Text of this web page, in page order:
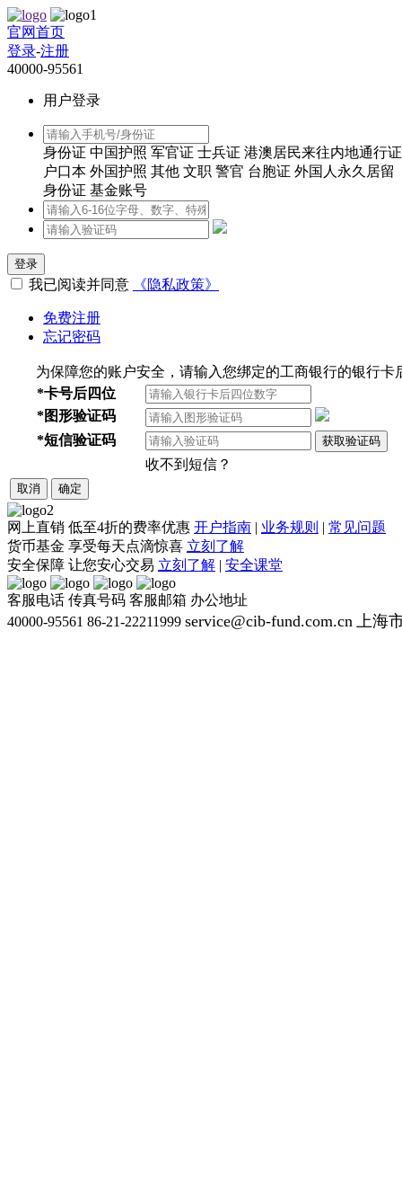
官网首页
登录-注册
40000-95561
用户登录
身份证 中国护照 军官证 士兵证 港澳居民来往内地通行证
户口本 外国护照 其他 文职 警官 台胞证 外国人永久居留
身份证 基金账号
登录
我已阅读并同意 《隐私政策》
免费注册
忘记密码
为保障您的账户安全，请输入您绑定的工商银行的银行卡
*卡号后四位
*图形验证码
*短信验证码 获取验证码
收不到短信？
取消 确定
网上直销 低至4折的费率优惠 开户指南 | 业务规则 | 常见问题
货币基金 享受每天点滴惊喜 立刻了解
安全保障 让您安心交易 立刻了解 | 安全课堂
客服电话 传真号码 客服邮箱 办公地址
40000-95561 86-21-22211999 service@cib-fund.com.cn 上海